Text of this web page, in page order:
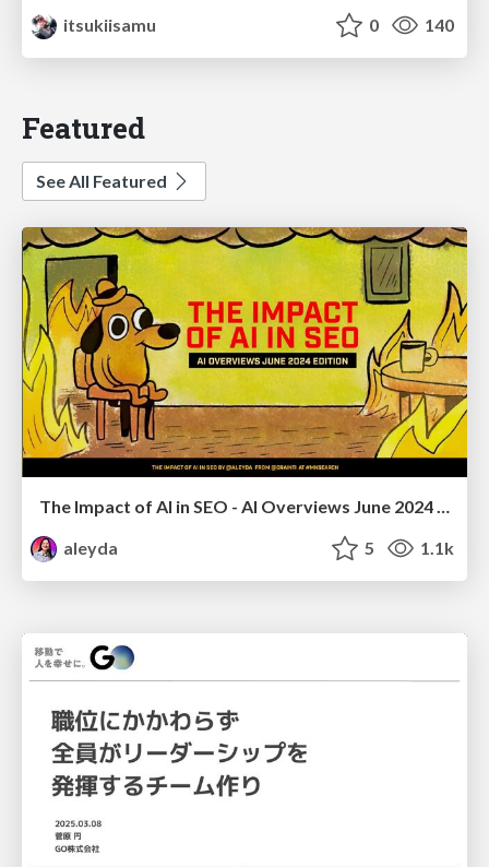
itsukiisamu
0 140
Featured
See All Featured
The Impact of AI in SEO - AI Overviews June 2024 Edition
aleyda
5 1.1k